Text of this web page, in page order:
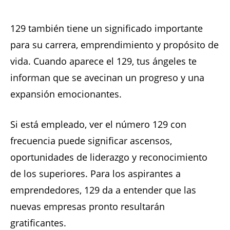
129 también tiene un significado importante
para su carrera, emprendimiento y propósito de
vida. Cuando aparece el 129, tus ángeles te
informan que se avecinan un progreso y una
expansión emocionantes.
Si está empleado, ver el número 129 con
frecuencia puede significar ascensos,
oportunidades de liderazgo y reconocimiento
de los superiores. Para los aspirantes a
emprendedores, 129 da a entender que las
nuevas empresas pronto resultarán
gratificantes.